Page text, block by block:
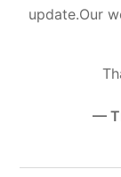
update.Our
—